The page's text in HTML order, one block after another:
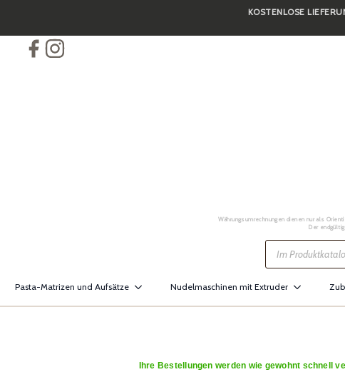
content
KOSTENLOSE
Währungsumrechnungen dienen nur als
Der
Products
search
Pasta-Matrizen und Aufsätze Nudelmaschinen mit Extruder
Ihre Bestellungen werden wie gewohnt schnell